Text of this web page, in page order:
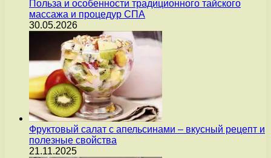
Польза и особенности традиционного тайского
массажа и процедур СПА
30.05.2026
Фруктовый салат с апельсинами – вкусный рецепт и
полезные свойства
21.11.2025